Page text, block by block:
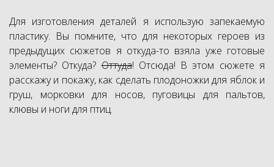
Для изготовления деталей я использую запекаемую
пластику. Вы помните, что для некоторых героев из
предыдущих сюжетов я откуда-то взяла уже готовые
элементы? Откуда?Оттуда! Отсюда! В этом сюжете я
расскажу и покажу, как сделать плодоножки для яблок и
груш, морковки для носов, пуговицы для пальтов,
клювы и ноги для птиц.